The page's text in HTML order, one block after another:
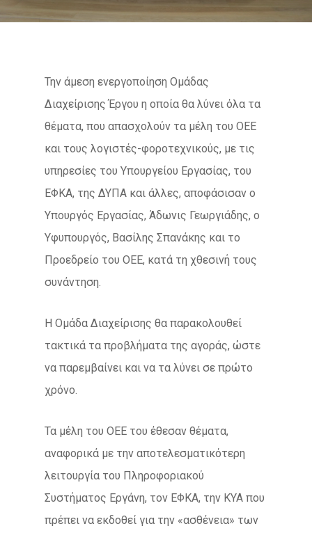
Την άμεση ενεργοποίηση Ομάδας
Διαχείρισης Έργου η οποία θα λύνει όλα τα
θέματα, που απασχολούν τα μέλη του ΟΕΕ
και τους λογιστές-φοροτεχνικούς, με τις
υπηρεσίες του Υπουργείου Εργασίας, του
ΕΦΚΑ, της ΔΥΠΑ και άλλες, αποφάσισαν ο
Υπουργός Εργασίας, Άδωνις Γεωργιάδης, ο
Υφυπουργός, Βασίλης Σπανάκης και το
Προεδρείο του ΟΕΕ, κατά τη χθεσινή τους
συνάντηση.
Η Ομάδα Διαχείρισης θα παρακολουθεί
τακτικά τα προβλήματα της αγοράς, ώστε
να παρεμβαίνει και να τα λύνει σε πρώτο
χρόνο.
Τα μέλη του ΟΕΕ του έθεσαν θέματα,
αναφορικά με την αποτελεσματικότερη
λειτουργία του Πληροφοριακού
Συστήματος Εργάνη, τον ΕΦΚΑ, την ΚΥΑ που
πρέπει να εκδοθεί για την «ασθένεια» των